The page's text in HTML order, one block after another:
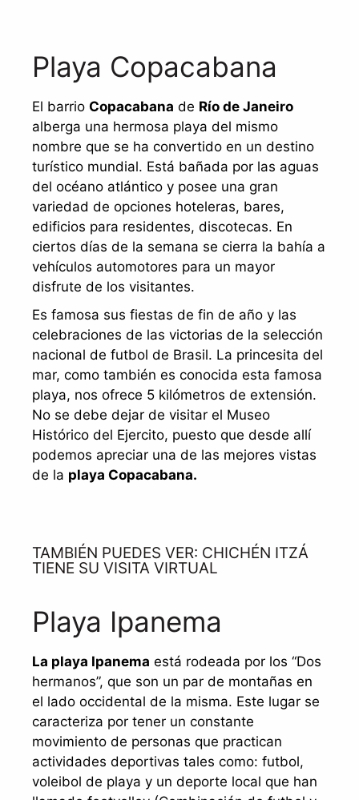
Playa Copacabana
El barrio Copacabana de Río de Janeiro
alberga una hermosa playa del mismo
nombre que se ha convertido en un destino
turístico mundial. Está bañada por las aguas
del océano atlántico y posee una gran
variedad de opciones hoteleras, bares,
edificios para residentes, discotecas. En
ciertos días de la semana se cierra la bahía a
vehículos automotores para un mayor
disfrute de los visitantes.
Es famosa sus fiestas de fin de año y las
celebraciones de las victorias de la selección
nacional de futbol de Brasil. La princesita del
mar, como también es conocida esta famosa
playa, nos ofrece 5 kilómetros de extensión.
No se debe dejar de visitar el Museo
Histórico del Ejercito, puesto que desde allí
podemos apreciar una de las mejores vistas
de la playa Copacabana.
TAMBIÉN PUEDES VER: CHICHÉN ITZÁ
TIENE SU VISITA VIRTUAL
Playa Ipanema
La playa Ipanema está rodeada por los “Dos
hermanos”, que son un par de montañas en
el lado occidental de la misma. Este lugar se
caracteriza por tener un constante
movimiento de personas que practican
actividades deportivas tales como: futbol,
voleibol de playa y un deporte local que han